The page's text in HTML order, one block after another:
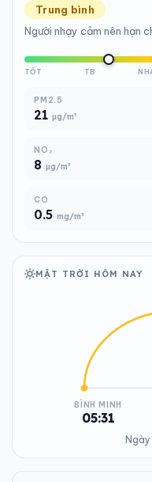
Trung bình
Người nhạy cảm nên hạn
TỐT TB
PM2.5
21 µg/m³
NO₂
8 µg/m³
CO
0.5 mg/m³
MẶT TRỜI HÔM NAY
BÌNH MINH
05:31